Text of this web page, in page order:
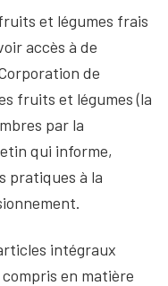
et légumes frais
accès à de
de
fruits et légumes (la
par la
qui informe,
pratiques à la
intégraux
en matière